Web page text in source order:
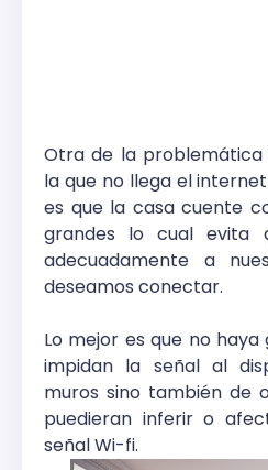
Otra de la
la que no llega el
es que la casa cuente
grandes lo cual evita
adecuadamente a
deseamos conectar.
Lo mejor es que no
impidan la señal al
muros sino también de
puedieran inferir o
señal Wi-fi.